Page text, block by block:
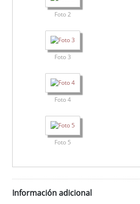
Foto 2
Foto 3
Foto 4
Foto 5
Información adicional